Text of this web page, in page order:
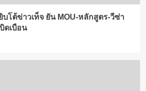
บโต้ข่าวเท็จ ยัน MOU-หลักสูตร-วีซ่า
ดเบือน